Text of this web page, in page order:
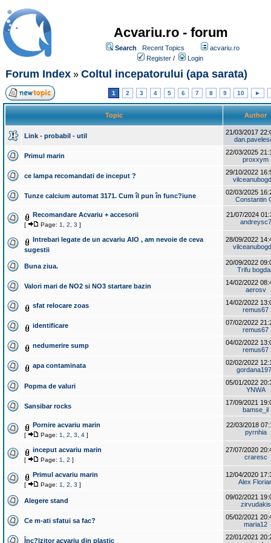
Acvariu.ro - forum
Search Recent Topics
acvariu.ro
Register/ Login
Forum Index » Coltul incepatorului (apa sarata)
1 2 3 4 5 6 7 8 9 10 ►
Topic Author
Link - probabil - util
21/03/2017
Primul marin
22/03/2025
proxxym
ce lampa recomandati de inceput ?
29/10/2022
Tunze calcium automat 3171. Cum îl pun în func?iune
02/03/2025
Constantin
Recomandare Acvariu + accesorii
[ Page: 1 2 3 ]
21/07/2024
andreysc7
Intrebari legate de un acvariu AIO , am nevoie de ceva
sugestii
28/09/2022
Buna ziua.
20/09/2022
Trifu
Valori mari de NO2 si NO3 startare bazin
14/02/2022
aerosv
sfat relocare zoas
14/02/2022
remus67
identificare
07/02/2022
remus67
nedumerire sump
04/02/2022
remus67
apa contaminata
02/02/2022
Popma de valuri
05/01/2022
YNWA
Sansibar rocks
17/09/2021
bamse_il
Pornire acvariu marin
[ Page: 1 2 3 4 ]
22/03/2018
pyrnhia
inceput acvariu marin
[ Page: 1 2 ]
27/07/2020
craresc
Primul acvariu marin
[ Page: 1 2 3 ]
12/04/2020
Alex
Alegere stand
09/02/2021
zirvudakis
Ce m-ati sfatui sa fac?
05/02/2021
maria12
Înc?lzitor acvariu din plastic
22/01/2021